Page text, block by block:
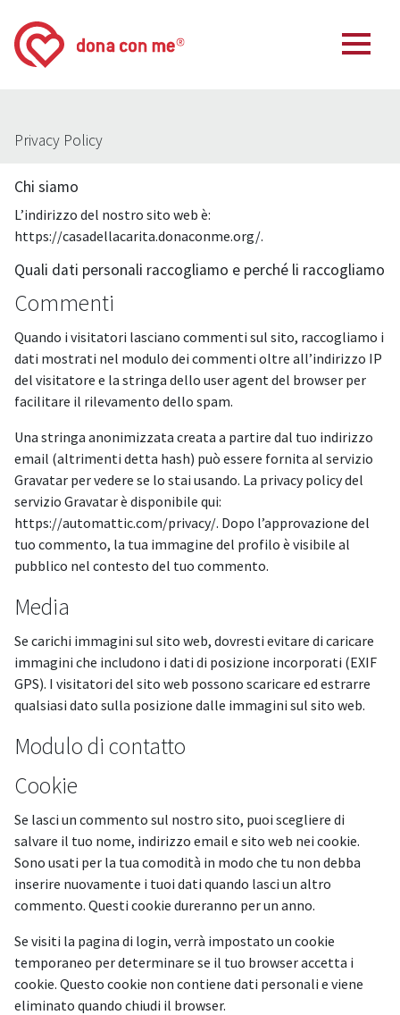
Privacy Policy
Chi siamo
L’indirizzo del nostro sito web è:
https://casadellacarita.donaconme.org/.
Quali dati personali raccogliamo e perché li raccogliamo
Commenti
Quando i visitatori lasciano commenti sul sito, raccogliamo i
dati mostrati nel modulo dei commenti oltre all’indirizzo IP
del visitatore e la stringa dello user agent del browser per
facilitare il rilevamento dello spam.
Una stringa anonimizzata creata a partire dal tuo indirizzo
email (altrimenti detta hash) può essere fornita al servizio
Gravatar per vedere se lo stai usando. La privacy policy del
servizio Gravatar è disponibile qui:
https://automattic.com/privacy/. Dopo l’approvazione del
tuo commento, la tua immagine del profilo è visibile al
pubblico nel contesto del tuo commento.
Media
Se carichi immagini sul sito web, dovresti evitare di caricare
immagini che includono i dati di posizione incorporati (EXIF
GPS). I visitatori del sito web possono scaricare ed estrarre
qualsiasi dato sulla posizione dalle immagini sul sito web.
Modulo di contatto
Cookie
Se lasci un commento sul nostro sito, puoi scegliere di
salvare il tuo nome, indirizzo email e sito web nei cookie.
Sono usati per la tua comodità in modo che tu non debba
inserire nuovamente i tuoi dati quando lasci un altro
commento. Questi cookie dureranno per un anno.
Se visiti la pagina di login, verrà impostato un cookie
temporaneo per determinare se il tuo browser accetta i
cookie. Questo cookie non contiene dati personali e viene
eliminato quando chiudi il browser.